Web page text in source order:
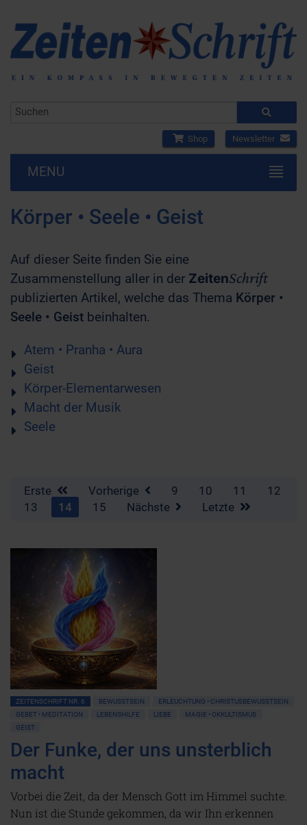
Shop Newsletter
MENU
Körper • Seele • Geist
Auf dieser Seite finden Sie eine
Zusammenstellung aller in der ZeitenSchrift
publizierten Artikel, welche das Thema Körper •
Seele • Geist beinhalten.
Atem • Pranha • Aura
Geist
Körper-Elementarwesen
Macht der Musik
Seele
Erste Vorherige 9 10 11
12
13
14 15 Nächste Letzte
ZEITENSCHRIFT NR. 6 BEWUSSTSEIN
ERLEUCHTUNG • CHRISTUSBEWUSSTSEIN
GEBET • MEDITATION
LEBENSHILFE LIEBE
MAGIE • OKKULTISMUS
GEIST
Der Funke, der uns unsterblich
macht
Vorbei die Zeit, da der Mensch Gott im Himmel suchte.
Nun ist die Stunde gekommen, da wir Ihn erkennen